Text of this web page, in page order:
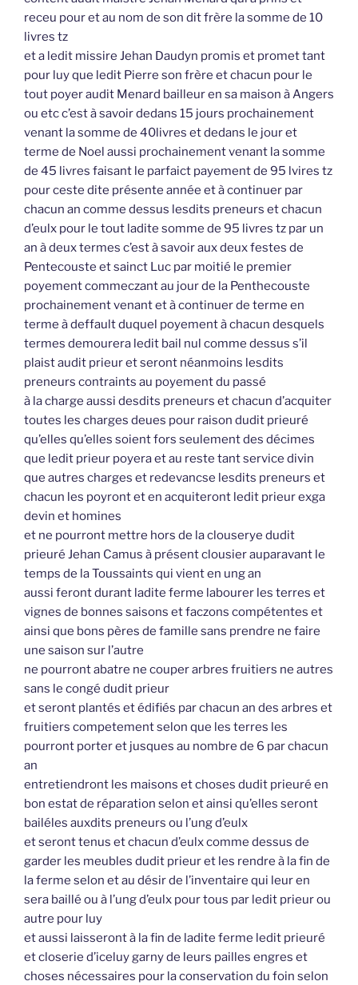
receu pour et au nom de son dit frère la somme de 10
livres tz
et a ledit missire Jehan Daudyn promis et promet tant
pour luy que ledit Pierre son frère et chacun pour le
tout poyer audit Menard bailleur en sa maison à Angers
ou etc c’est à savoir dedans 15 jours prochainement
venant la somme de 40livres et dedans le jour et
terme de Noel aussi prochainement venant la somme
de 45 livres faisant le parfaict payement de 95 lvires tz
pour ceste dite présente année et à continuer par
chacun an comme dessus lesdits preneurs et chacun
d’eulx pour le tout ladite somme de 95 livres tz par un
an à deux termes c’est à savoir aux deux festes de
Pentecouste et sainct Luc par moitié le premier
poyement commeczant au jour de la Penthecouste
prochainement venant et à continuer de terme en
terme à deffault duquel poyement à chacun desquels
termes demourera ledit bail nul comme dessus s’il
plaist audit prieur et seront néanmoins lesdits
preneurs contraints au poyement du passé
à la charge aussi desdits preneurs et chacun d’acquiter
toutes les charges deues pour raison dudit prieuré
qu’elles qu’elles soient fors seulement des décimes
que ledit prieur poyera et au reste tant service divin
que autres charges et redevancse lesdits preneurs et
chacun les poyront et en acquiteront ledit prieur exga
devin et homines
et ne pourront mettre hors de la clouserye dudit
prieuré Jehan Camus à présent clousier auparavant le
temps de la Toussaints qui vient en ung an
aussi feront durant ladite ferme labourer les terres et
vignes de bonnes saisons et faczons compétentes et
ainsi que bons pères de famille sans prendre ne faire
une saison sur l’autre
ne pourront abatre ne couper arbres fruitiers ne autres
sans le congé dudit prieur
et seront plantés et édifiés par chacun an des arbres et
fruitiers competement selon que les terres les
pourront porter et jusques au nombre de 6 par chacun
an
entretiendront les maisons et choses dudit prieuré en
bon estat de réparation selon et ainsi qu’elles seront
bailéles auxdits preneurs ou l’ung d’eulx
et seront tenus et chacun d’eulx comme dessus de
garder les meubles dudit prieur et les rendre à la fin de
la ferme selon et au désir de l’inventaire qui leur en
sera baillé ou à l’ung d’eulx pour tous par ledit prieur ou
autre pour luy
et aussi laisseront à la fin de ladite ferme ledit prieuré
et closerie d’iceluy garny de leurs pailles engres et
choses nécessaires pour la conservation du foin selon